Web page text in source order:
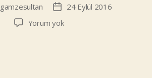
gamzesultan
Yazı
tarihi
24 Eylül 2016
Yorum yokŞişmanlık